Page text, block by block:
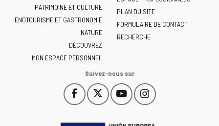
de
Castilla
y
León
-
PATRIMOINE ET CULTURE
ENOTOURISME ET GASTRONOMIE
NATURE
DÉCOUVREZ
MON ESPACE PERSONNEL
PLAN DU SITE
FORMULAIRE DE CONTACT
RECHERCHE
Suivez-nous sur
Facebook
Este
enlace
Este
enlace
YouTube
Este
enlace
Instagram
Este
enlace